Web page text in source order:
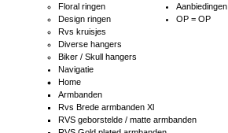
Floral ringen
Design ringen
Rvs kruisjes
Diverse hangers
Biker / Skull hangers
Aanbiedingen
OP = OP
Navigatie
Home
Armbanden
Rvs Brede armbanden Xl
RVS geborstelde / matte armbanden